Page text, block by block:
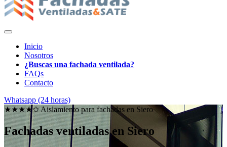
Inicio
Nosotros
¿Buscas una fachada ventilada?
FAQs
Contacto
Whatsapp (24 horas)
★★★★✩ Aislamiento para fachadas en Siero
Fachadas ventiladas en Siero